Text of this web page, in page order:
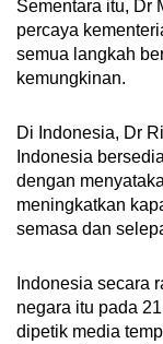
Sementara itu, Dr
percaya
semua langkah
kemungkinan.
Di Indonesia, Dr
Indonesia
dengan
meningkatkan
semasa dan
Indonesia secara
negara itu pada
dipetik media